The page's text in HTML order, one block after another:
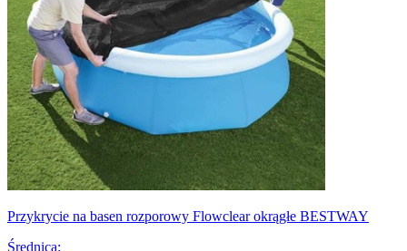
Przykrycie na basen rozporowy Flowclear okrągłe BESTWAY
Średnica: